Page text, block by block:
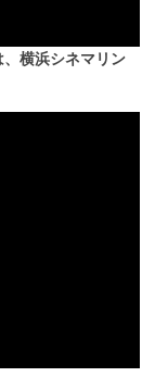
横浜シネマリン